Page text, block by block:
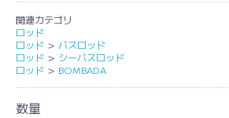
関連カテゴリ
ロッド
ロッド ＞ バスロッド
ロッド ＞ シーバスロッド
ロッド ＞ BOMBADA
数量